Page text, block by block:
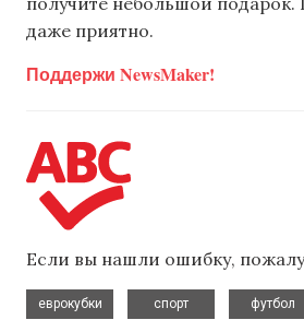
даже приятно.
Поддержи NewsMaker!
Если вы нашли ошибку,
еврокубки
спорт
футбол